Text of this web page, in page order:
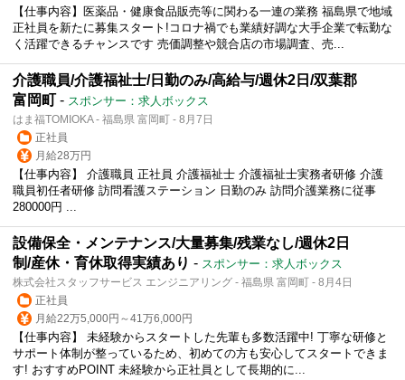
【仕事内容】医薬品・健康食品販売等に関わる一連の業務 福島県で地域
正社員を新たに募集スタート!コロナ禍でも業績好調な大手企業で転勤な
く活躍できるチャンスです 売価調整や競合店の市場調査、売...
介護職員/介護福祉士/日勤のみ/高給与/週休2日/双葉郡
富岡町- スポンサー：求人ボックス
はま福TOMIOKA - 福島県 富岡町 - 8月7日
正社員
月給28万円
【仕事内容】 介護職員 正社員 介護福祉士 介護福祉士実務者研修 介護
職員初任者研修 訪問看護ステーション 日勤のみ 訪問介護業務に従事
280000円 ...
設備保全・メンテナンス/大量募集/残業なし/週休2日
制/産休・育休取得実績あり - スポンサー：求人ボックス
株式会社スタッフサービス エンジニアリング - 福島県 富岡町 - 8月4日
正社員
月給22万5,000円～41万6,000円
【仕事内容】 未経験からスタートした先輩も多数活躍中! 丁寧な研修と
サポート体制が整っているため、初めての方も安心してスタートできま
す! おすすめPOINT 未経験から正社員として長期的に...